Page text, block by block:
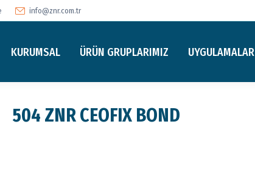
info@znr.com.tr
KURUMSAL ÜRÜN GRUPLARIMIZ UYGULAMALAR
504 ZNR CEOFIX BOND